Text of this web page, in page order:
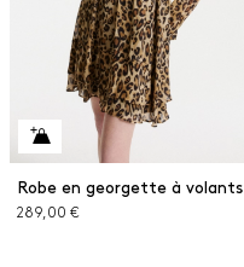
Robe en georgette à volants
289,00 €